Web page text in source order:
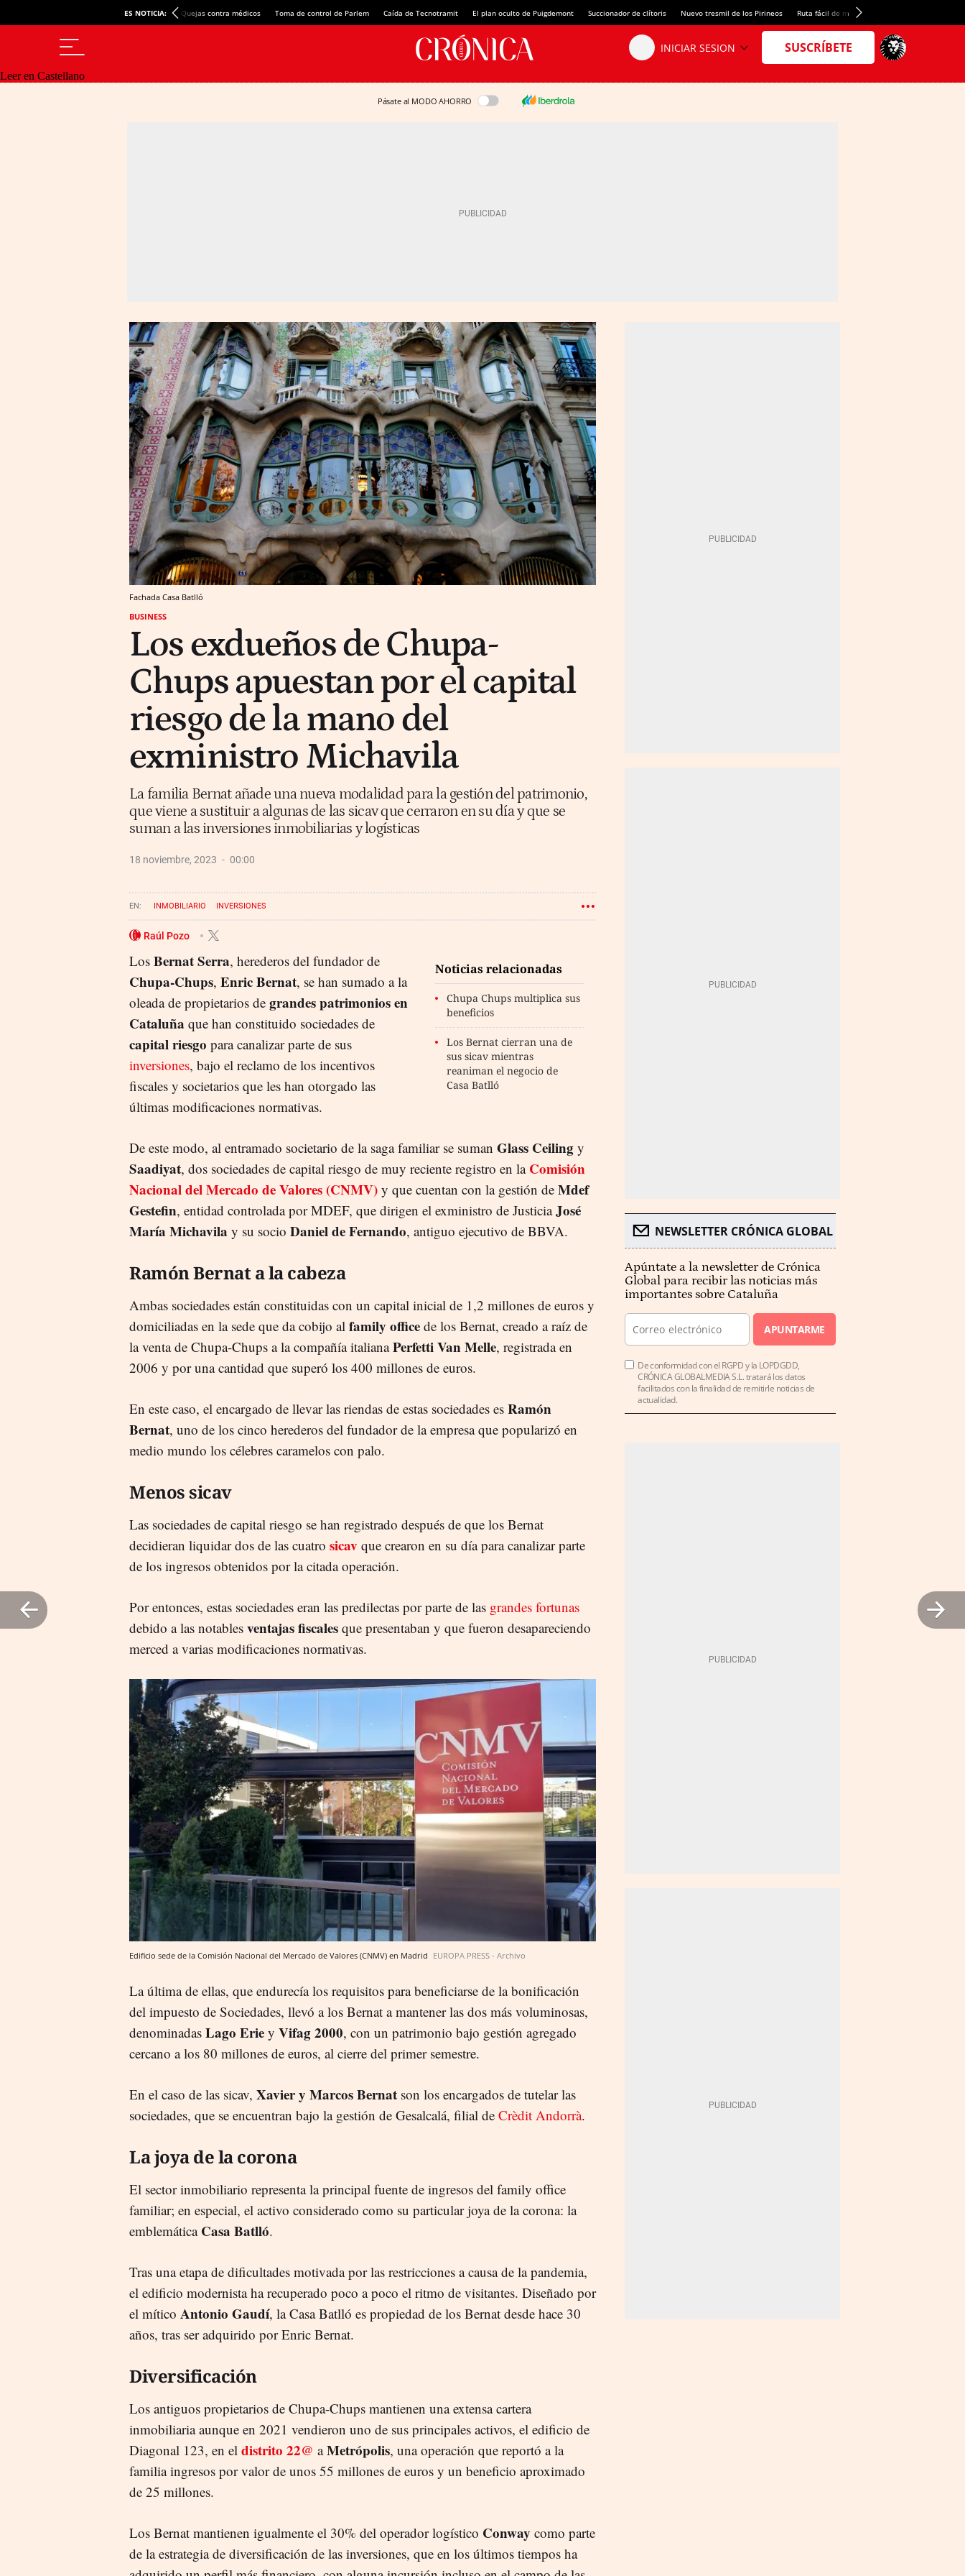
ES NOTICIA: Quejas contra médicos Toma de control de Parlem Caída de Tecnotramit El plan oculto de Puigdemont Succionador de clítoris Nuevo tresmil de los Pirineos Ruta fácil de montaña
Leer en Castellano
Pásate al MODO AHORRO
Fachada Casa Batlló
BUSINESS
Los exdueños de Chupa-
Chups apuestan por el capital
riesgo de la mano del
exministro Michavila
La familia Bernat añade una nueva modalidad para la gestión del patrimonio,
que viene a sustituir a algunas de las sicav que cerraron en su día y que se
suman a las inversiones inmobiliarias y logísticas
18 noviembre, 2023 00:00
INMOBILIARIO INVERSIONES
Raúl Pozo
Noticias relacionadas
Chupa Chups multiplica sus
beneficios
Los Bernat cierran una de
sus sicav mientras
reaniman el negocio de
Casa Batlló
Los Bernat Serra, herederos del fundador de
Chupa-Chups, Enric Bernat, se han sumado a la
oleada de propietarios de grandes patrimonios en
Cataluña que han constituido sociedades de
capital riesgo para canalizar parte de sus
inversiones, bajo el reclamo de los incentivos
fiscales y societarios que les han otorgado las
últimas modificaciones normativas.
De este modo, al entramado societario de la saga familiar se suman Glass Ceiling y
Saadiyat, dos sociedades de capital riesgo de muy reciente registro en la Comisión
Nacional del Mercado de Valores (CNMV) y que cuentan con la gestión de Mdef
Gestefin, entidad controlada por MDEF, que dirigen el exministro de JusticiaJosé
María Michavila y su socio Daniel de Fernando, antiguo ejecutivo de BBVA.
Ramón Bernat a la cabeza
Ambas sociedades están constituidas con un capital inicial de 1,2 millones de euros y
domiciliadas en la sede que da cobijo al family office de los Bernat, creado a raíz de
la venta de Chupa-Chups a la compañía italianaPerfetti Van Melle, registrada en
2006 y por una cantidad que superó los 400 millones de euros.
En este caso, el encargado de llevar las riendas de estas sociedades es Ramón
Bernat, uno de los cinco herederos del fundador de la empresa que popularizó en
medio mundo los célebres caramelos con palo.
Menos sicav
Las sociedades de capital riesgo se han registrado después de que los Bernat
decidieran liquidar dos de las cuatro sicav que crearon en su día para canalizar parte
de los ingresos obtenidos por la citada operación.
Por entonces, estas sociedades eran las predilectas por parte de las grandes fortunas
debido a las notables ventajas fiscales que presentaban y que fueron desapareciendo
merced a varias modificaciones normativas.
Edificio sede de la Comisión Nacional del Mercado de Valores (CNMV) en Madrid EUROPA PRESS - Archivo
La última de ellas, que endurecía los requisitos para beneficiarse de la bonificación
del impuesto de Sociedades, llevó a los Bernat a mantener las dos más voluminosas,
denominadas Lago Erie y Vifag 2000, con un patrimonio bajo gestión agregado
cercano a los 80 millones de euros, al cierre del primer semestre.
En el caso de las sicav, Xavier y Marcos Bernat son los encargados de tutelar las
sociedades, que se encuentran bajo la gestión de Gesalcalá, filial de Crèdit Andorrà.
La joya de la corona
El sector inmobiliario representa la principal fuente de ingresos del family office
familiar; en especial, el activo considerado como su particular joya de la corona: la
emblemática Casa Batlló.
Tras una etapa de dificultades motivada por las restricciones a causa de la pandemia,
el edificio modernista ha recuperado poco a poco el ritmo de visitantes. Diseñado por
el mítico Antonio Gaudí, la Casa Batlló es propiedad de los Bernat desde hace 30
años, tras ser adquirido por Enric Bernat.
Diversificación
Los antiguos propietarios de Chupa-Chups mantienen una extensa cartera
inmobiliaria aunque en 2021 vendieron uno de sus principales activos, el edificio de
Diagonal 123, en el distrito 22@ aMetrópolis, una operación que reportó a la
familia ingresos por valor de unos 55 millones de euros y un beneficio aproximado
de 25 millones.
Los Bernat mantienen igualmente el 30% del operador logístico Conway como parte
de la estrategia de diversificación de las inversiones, que en los últimos tiempos ha
NEWSLETTER CRÓNICA GLOBAL
Apúntate a la newsletter de Crónica
Global para recibir las noticias más
importantes sobre Cataluña
APUNTARME
De conformidad con el RGPD y la LOPDGDD,
CRÓNICA GLOBALMEDIA S.L. tratará los datos
facilitados con la finalidad de remitirle noticias de
actualidad.